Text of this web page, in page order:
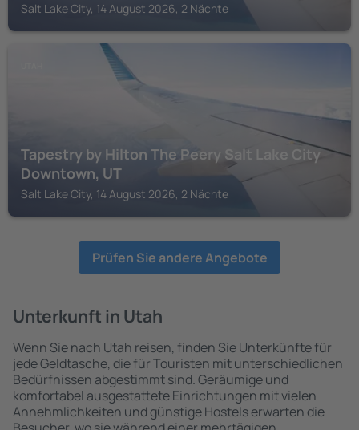
Salt Lake City, 14 August 2026, 2 Nächte
Tapestry by Hilton The Peery Salt Lake City
Downtown, UT
Salt Lake City, 14 August 2026, 2 Nächte
Prüfen Sie andere Angebote
Unterkunft in Utah
Wenn Sie nach Utah reisen, finden Sie Unterkünfte für
jede Geldtasche, die für Touristen mit unterschiedlichen
Bedürfnissen abgestimmt sind. Geräumige und
komfortabel ausgestattete Einrichtungen mit vielen
Annehmlichkeiten und günstige Hostels erwarten die